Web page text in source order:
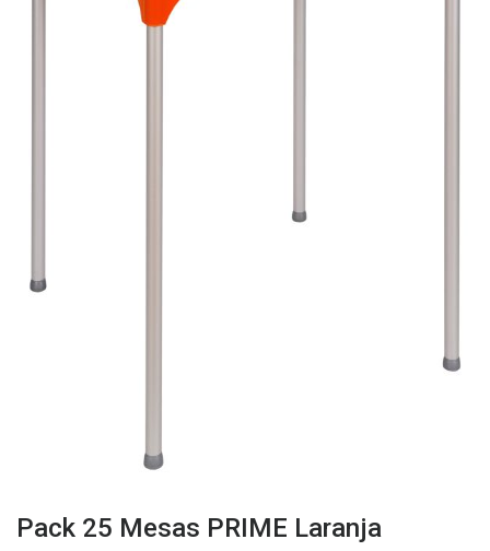
Pack 25 Mesas PRIME Laranja